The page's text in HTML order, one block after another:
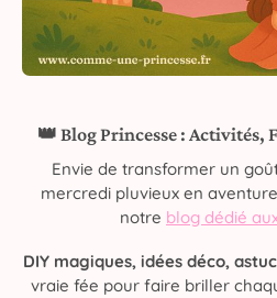
👑 Blog Princesse : Activités,
Envie de transformer un
mercredi pluvieux en
notre blog dédié
DIY magiques, idées déco,
vraie fée pour faire briller